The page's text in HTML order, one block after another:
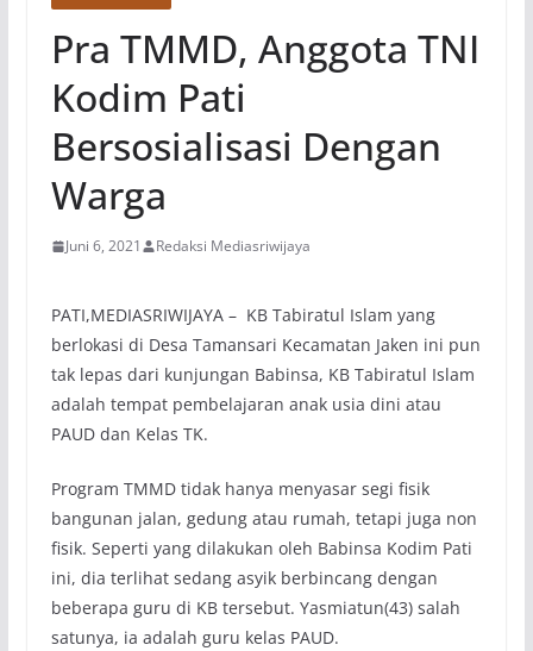
Pra TMMD, Anggota TNI
Kodim Pati
Bersosialisasi Dengan
Warga
Juni 6, 2021 Redaksi Mediasriwijaya
PATI,MEDIASRIWIJAYA – KB Tabiratul Islam yang
berlokasi di Desa Tamansari Kecamatan Jaken ini pun
tak lepas dari kunjungan Babinsa, KB Tabiratul Islam
adalah tempat pembelajaran anak usia dini atau
PAUD dan Kelas TK.
Program TMMD tidak hanya menyasar segi fisik
bangunan jalan, gedung atau rumah, tetapi juga non
fisik. Seperti yang dilakukan oleh Babinsa Kodim Pati
ini, dia terlihat sedang asyik berbincang dengan
beberapa guru di KB tersebut. Yasmiatun(43) salah
satunya, ia adalah guru kelas PAUD.